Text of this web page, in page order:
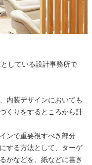
している設計事務所で
内装デザインにおいても
くりをするところから計
ンで重要視すべき部分
する方法として、ターゲ
かなどを、紙などに書き